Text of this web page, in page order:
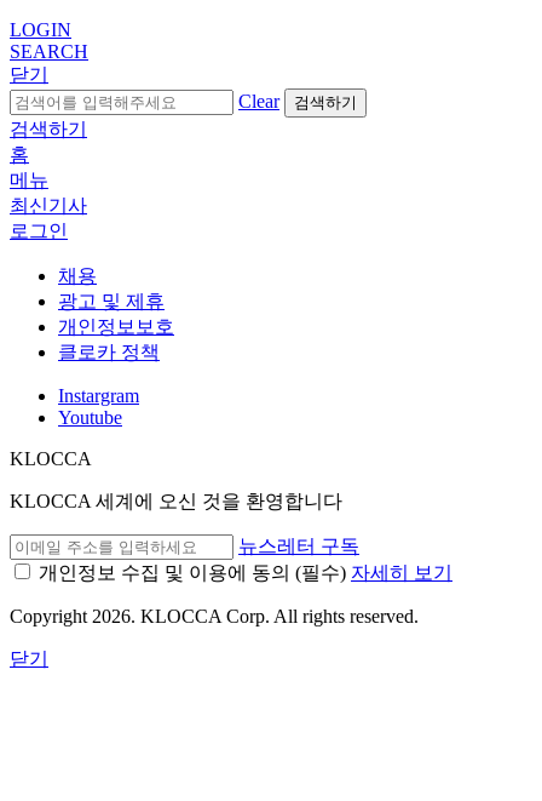
LOGIN
SEARCH
닫기
Clear
검색하기
검색하기
홈
메뉴
최신기사
로그인
채용
광고 및 제휴
개인정보보호
클로카 정책
Instargram
Youtube
KLOCCA
KLOCCA 세계에 오신 것을 환영합니다
뉴스레터 구독
개인정보 수집 및 이용에 동의 (필수) 자세히 보기
Copyright 2026. KLOCCA Corp. All rights reserved.
닫기